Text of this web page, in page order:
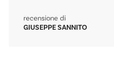
recensione di
GIUSEPPE SANNITO